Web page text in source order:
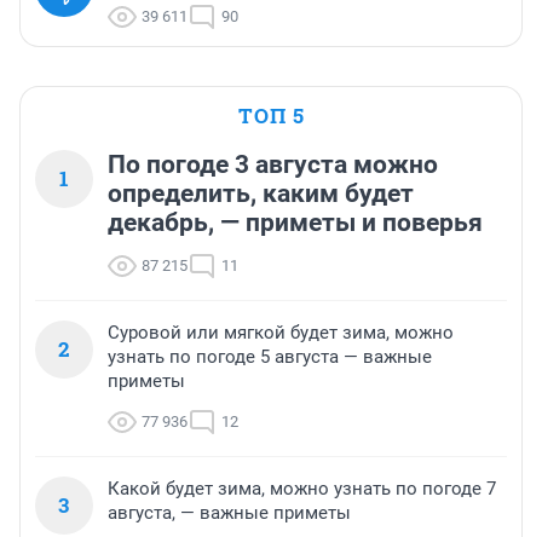
39 611 90
ТОП 5
1
По погоде 3 августа можно
определить, каким будет
декабрь, — приметы и поверья
87 215 11
2
Суровой или мягкой будет зима, можно
узнать по погоде 5 августа — важные
приметы
77 936 12
3
Какой будет зима, можно узнать по погоде 7
августа, — важные приметы